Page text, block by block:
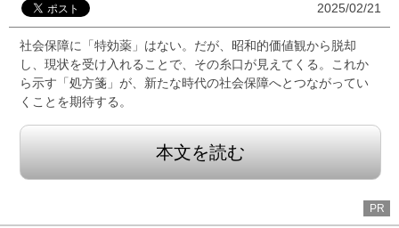
2025/02/21
社会保障に「特効薬」はない。だが、昭和的価値観から脱却
し、現状を受け入れることで、その糸口が見えてくる。これか
ら示す「処方箋」が、新たな時代の社会保障へとつながってい
くことを期待する。
本文を読む
PR